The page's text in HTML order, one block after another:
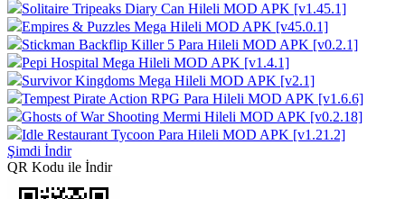
Solitaire Tripeaks Diary Can Hileli MOD APK [v1.45.1]
Empires & Puzzles Mega Hileli MOD APK [v45.0.1]
Stickman Backflip Killer 5 Para Hileli MOD APK [v0.2.1]
Pepi Hospital Mega Hileli MOD APK [v1.4.1]
Survivor Kingdoms Mega Hileli MOD APK [v2.1]
Tempest Pirate Action RPG Para Hileli MOD APK [v1.6.6]
Ghosts of War Shooting Mermi Hileli MOD APK [v0.2.18]
Idle Restaurant Tycoon Para Hileli MOD APK [v1.21.2]
Şimdi İndir
QR Kodu ile İndir